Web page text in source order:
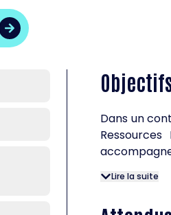
Dans un
Lire la suite